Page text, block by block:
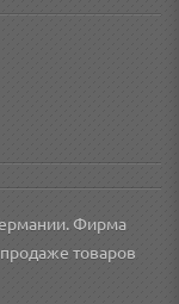
Фирма
товаров